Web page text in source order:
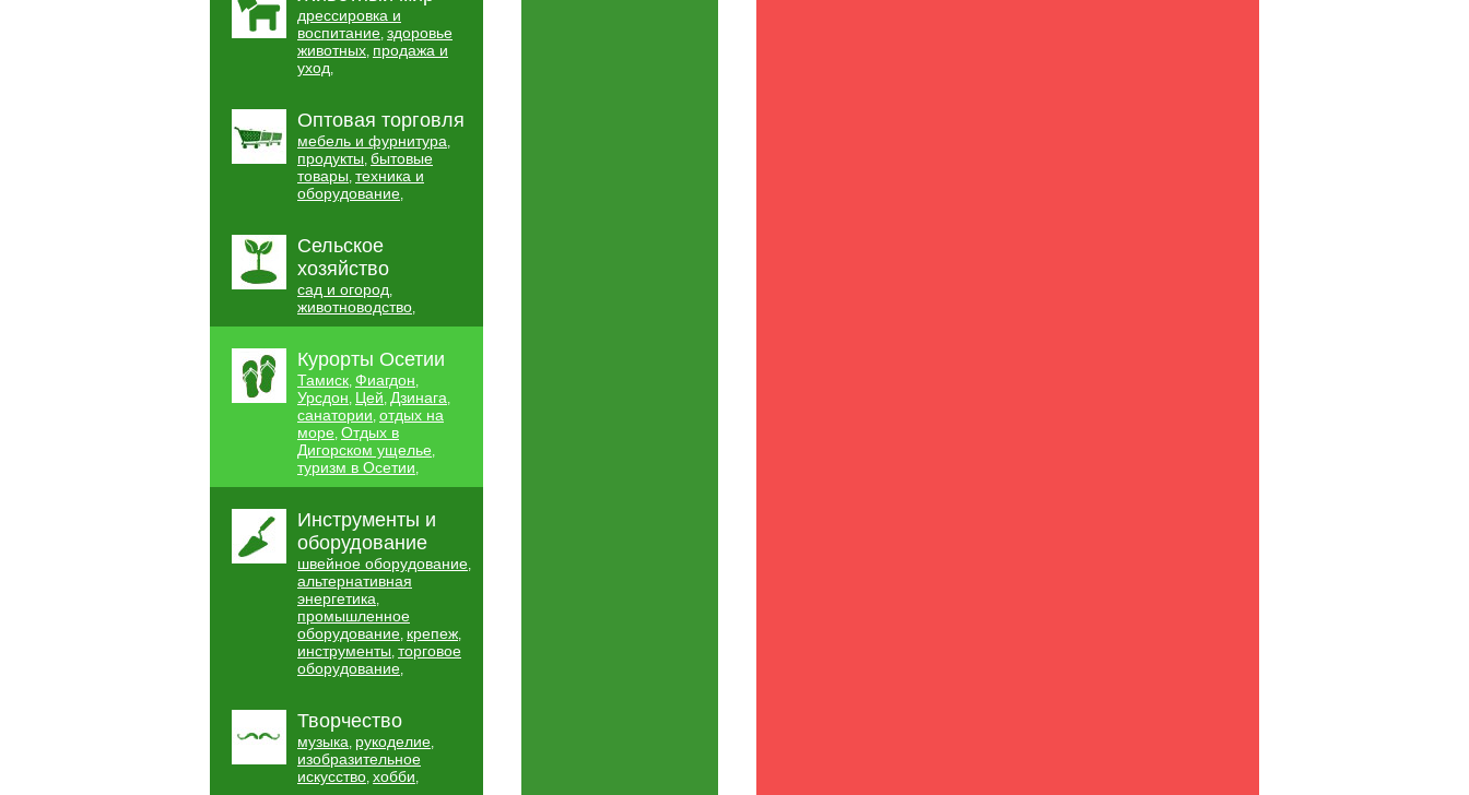
дрессировка и
воспитание, здоровье
животных, продажа и
уход,
Оптовая торговля
мебель и фурнитура,
продукты, бытовые
товары, техника и
оборудование,
Сельское
хозяйство
сад и огород,
животноводство,
Курорты Осетии
Тамиск, Фиагдон,
Урсдон, Цей, Дзинага,
санатории, отдых на
море, Отдых в
Дигорском ущелье,
туризм в Осетии,
Инструменты и
оборудование
швейное оборудование,
альтернативная
энергетика,
промышленное
оборудование, крепеж,
инструменты, торговое
оборудование,
Творчество
музыка, рукоделие,
изобразительное
искусство, хобби,